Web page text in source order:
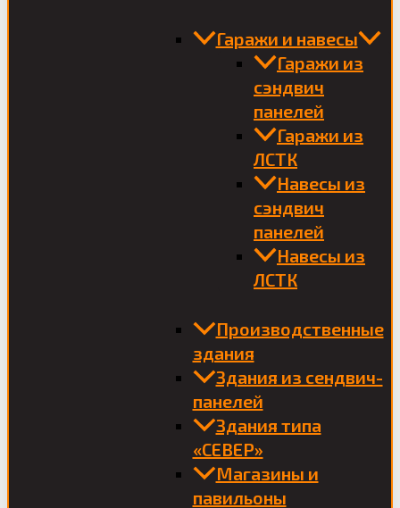
Гаражи и навесы
Гаражи из
сэндвич
панелей
Гаражи из
ЛСТК
Навесы из
сэндвич
панелей
Навесы из
ЛСТК
Производственные
здания
Здания из сендвич-
панелей
Здания типа
«СЕВЕР»
Магазины и
павильоны